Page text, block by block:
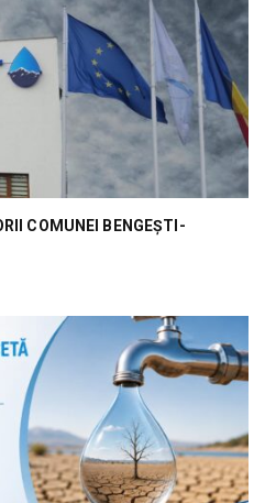
COMUNEI BENGEȘTI-